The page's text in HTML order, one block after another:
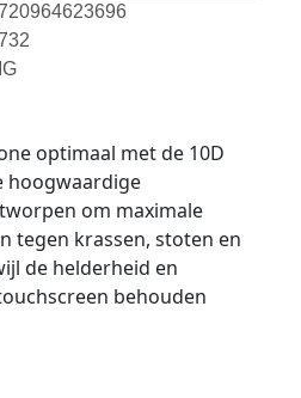
optimaal met de 10D
hoogwaardige
om maximale
tegen krassen, stoten en
de helderheid en
behouden